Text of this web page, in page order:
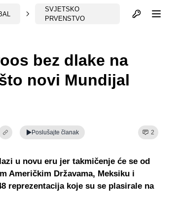
SVJETSKO
PRVENSTVO
Otvori profil
bez dlake na
novi Mundijal
Poslušajte članak 2
u novu eru jer takmičenje će se od
Američkim Državama, Meksiku i
reprezentacija koje su se plasirale na